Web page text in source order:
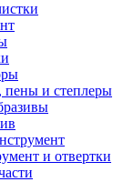
пены и степлеры
и отвертки